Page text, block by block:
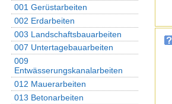
001 Gerüstarbeiten
002 Erdarbeiten
003 Landschaftsbauarbeiten
007 Untertagebauarbeiten
009
Entwässerungskanalarbeiten
012 Mauerarbeiten
013 Betonarbeiten